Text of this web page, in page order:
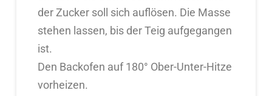
der Zucker soll sich auflösen. Die Masse
stehen lassen, bis der Teig aufgegangen
ist.
Den Backofen auf 180° Ober-Unter-Hitze
vorheizen.